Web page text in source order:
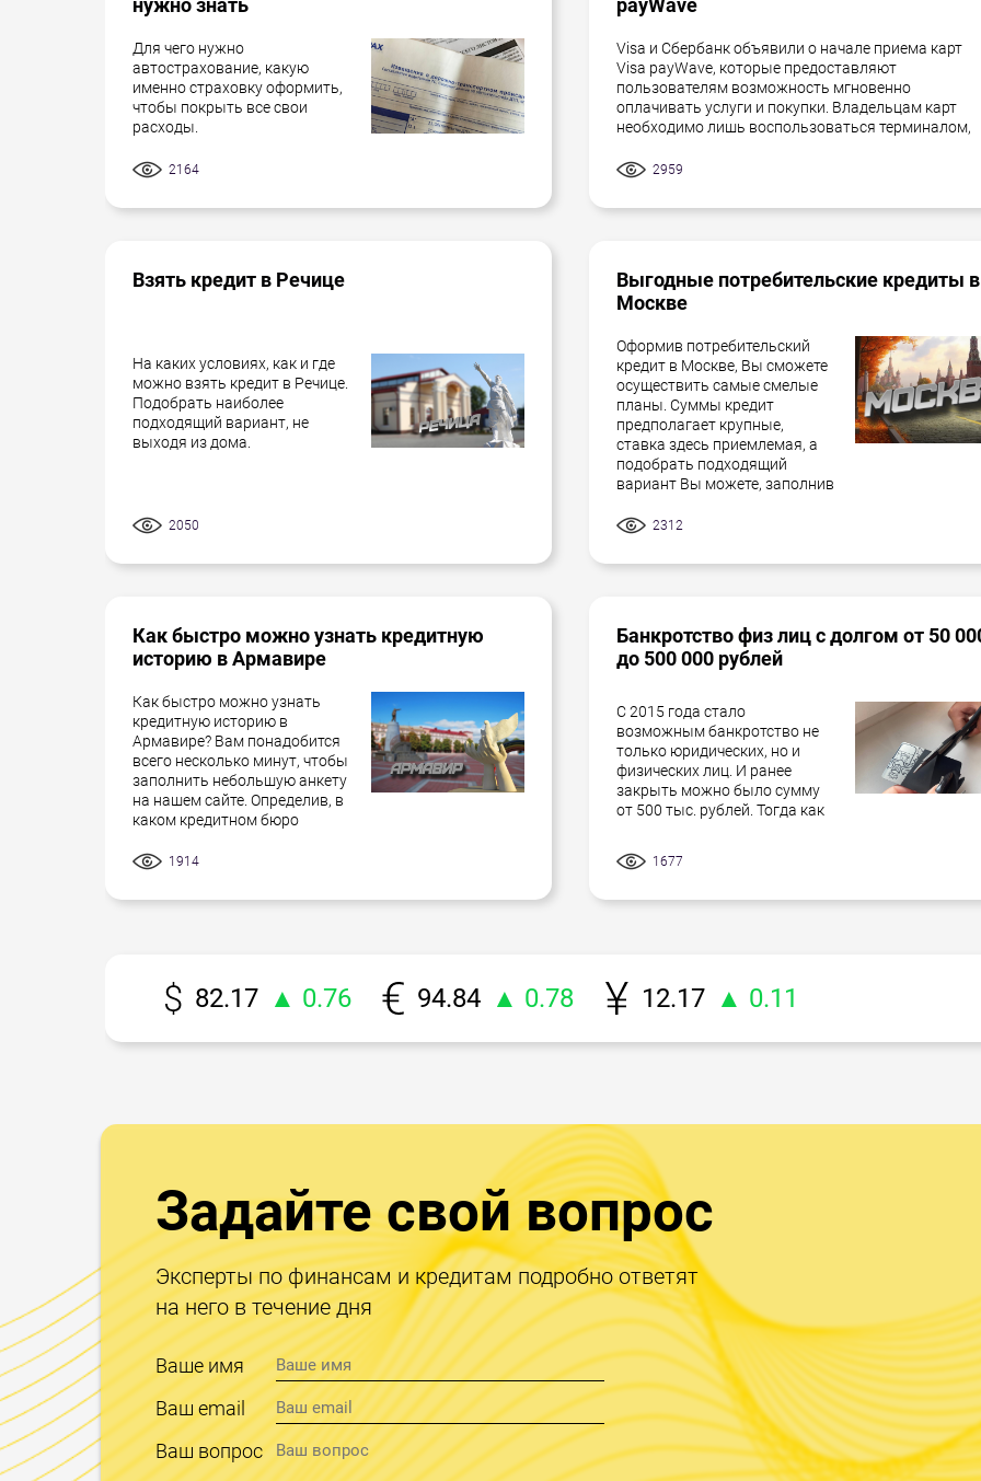
нужно знать
Для чего нужно
автострахование, какую
именно страховку оформить,
чтобы покрыть все свои
расходы.
2164
payWave
Visa и Сбербанк объявили о начале приема карт
Visa payWave, которые предоставляют
пользователям возможность мгновенно
оплачивать услуги и покупки. Владельцам карт
необходимо лишь воспользоваться терминалом,
2959
Взять кредит в Речице
На каких условиях, как и где
можно взять кредит в Речице.
Подобрать наиболее
подходящий вариант, не
выходя из дома.
2050
Выгодные потребительские кредиты в
Москве
Оформив потребительский
кредит в Москве, Вы сможете
осуществить самые смелые
планы. Суммы кредит
предполагает крупные,
ставка здесь приемлемая, а
подобрать подходящий
вариант Вы можете, заполнив
2312
Как быстро можно узнать кредитную
историю в Армавире
Как быстро можно узнать
кредитную историю в
Армавире? Вам понадобится
всего несколько минут, чтобы
заполнить небольшую анкету
на нашем сайте. Определив, в
каком кредитном бюро
1914
Банкротство физ лиц с долгом от 50
до 500 000 рублей
С 2015 года стало
возможным банкротство не
только юридических, но и
физических лиц. И ранее
закрыть можно было сумму
от 500 тыс. рублей. Тогда как
1677
82.17 ▲ 0.76 94.84 ▲ 0.78 12.17 ▲ 0.11
Задайте свой вопрос
Эксперты по финансам и кредитам подробно ответят
на него в течение дня
Ваше имя
Ваш email
Ваш вопрос